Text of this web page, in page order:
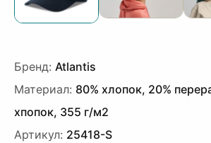
Бренд: Atlantis
Материал: 80% хлопок, 20%
хпопок, 355 г/м2
Артикул: 25418-S